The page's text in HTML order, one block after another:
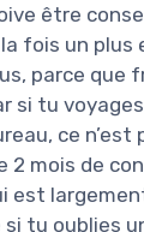
être
fois un plus
parce que
si tu
ce
2 mois de
est
tu oublies